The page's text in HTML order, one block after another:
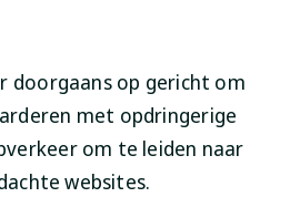
doorgaans op gericht om
met opdringerige
om te leiden naar
websites.